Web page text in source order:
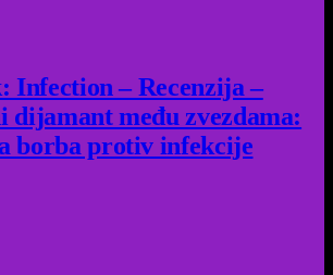
Infection – Recenzija –
dijamant među zvezdama:
borba protiv infekcije